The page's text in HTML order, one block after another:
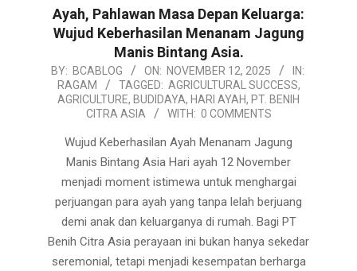
Ayah, Pahlawan Masa Depan Keluarga:
Wujud Keberhasilan Menanam Jagung
Manis Bintang Asia.
2025-
11-
BY: BCABLOG ON: NOVEMBER 12, 2025
IN:
RAGAM
TAGGED: AGRICULTURAL SUCCESS,
AGRICULTURE, BUDIDAYA, HARI AYAH, PT. BENIH
CITRA ASIA
WITH: 0 COMMENTS
Wujud Keberhasilan Ayah Menanam Jagung
Manis Bintang Asia Hari ayah 12 November
menjadi moment istimewa untuk menghargai
perjuangan para ayah yang tanpa lelah berjuang
demi anak dan keluarganya di rumah. Bagi PT
Benih Citra Asia perayaan ini bukan hanya sekedar
seremonial, tetapi menjadi kesempatan berharga